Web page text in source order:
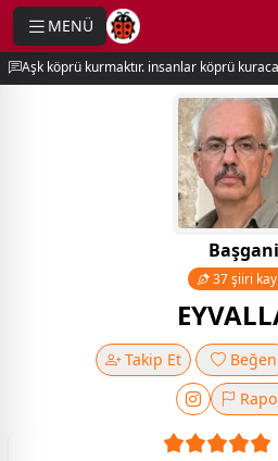
MENÜ
Başgani
37 şiiri
Takip Et Beğen
menu